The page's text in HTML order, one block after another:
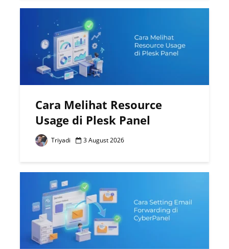
Cara Melihat Resource
Usage di Plesk Panel
Triyadi 3 August 2026